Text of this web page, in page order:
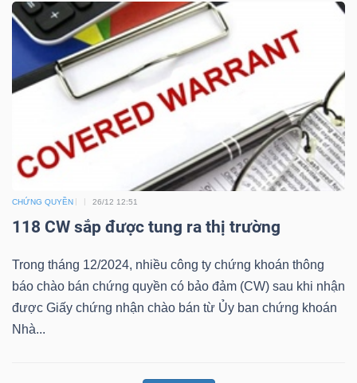
CHỨNG QUYỀN 26/12 12:51
118 CW sắp được tung ra thị trường
Trong tháng 12/2024, nhiều công ty chứng khoán thông
báo chào bán chứng quyền có bảo đảm (CW) sau khi nhận
được Giấy chứng nhận chào bán từ Ủy ban chứng khoán
Nhà...
Thuật
ngữ
(-)
tạo
Sách